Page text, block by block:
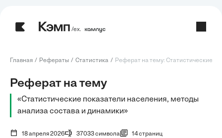
/ех.
Главная Рефераты Статистика Реферат на тему: Статистические
Реферат на тему
«Статистические показатели населения, методы
анализа состава и динамики»
18 апреля 2026 37033 символа 14 страниц